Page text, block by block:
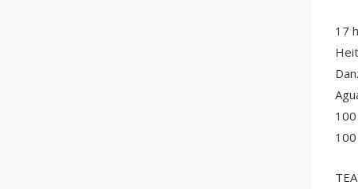
17